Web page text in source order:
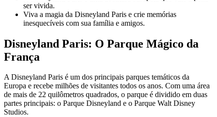
ser vivida.
Viva a magia da Disneyland Paris e crie memórias
inesquecíveis com sua família e amigos.
Disneyland Paris: O Parque Mágico da
França
A Disneyland Paris é um dos principais parques temáticos da
Europa e recebe milhões de visitantes todos os anos. Com uma área
de mais de 22 quilômetros quadrados, o parque é dividido em duas
partes principais: o Parque Disneyland e o Parque Walt Disney
Studios.